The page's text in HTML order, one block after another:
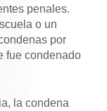
penales.
o un
por
fue condenado
la condena